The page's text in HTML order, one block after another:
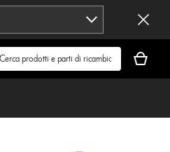
carrello
è